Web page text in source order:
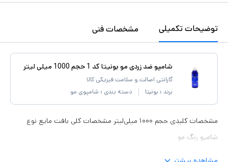
توضیحات تکمیلی مشخصات فنی
شامپو ضد زردی مو بونیتا کد 1 حجم 1000 میلی لیتر
گارانتی اصالت و سلامت فیزیکی کالا
برند : بونیتا دسته بندی : شامپوی مو
مشخصات کلیدی حجم ۱۰۰۰ میلی‌لیتر مشخصات کلی بافت مایع نوع
شامپو رنگ مو